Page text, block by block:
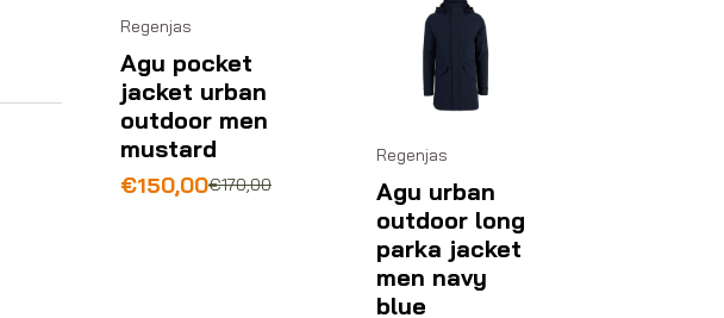
Regenjas
Agu pocket
jacket urban
outdoor men
mustard
€170,00
Oorspronkelijke
€150,00
Huidige
Regenjas
Agu urban
outdoor long
parka jacket
men navy
blue